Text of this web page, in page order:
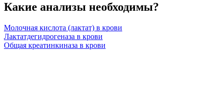
Какие анализы необходимы?
Молочная кислота (лактат) в крови
Лактатдегидрогеназа в крови
Общая креатинкиназа в крови